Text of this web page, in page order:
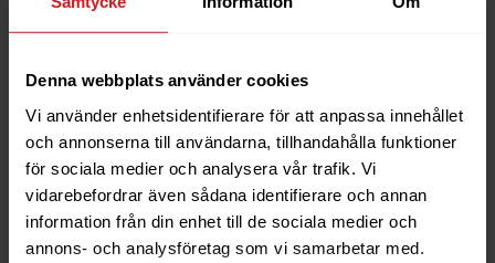
Denna webbplats använder cookies
Vi använder enhetsidentifierare för att anpassa innehållet
och annonserna till användarna, tillhandahålla funktioner
för sociala medier och analysera vår trafik. Vi
vidarebefordrar även sådana identifierare och annan
information från din enhet till de sociala medier och
annons- och analysföretag som vi samarbetar med.